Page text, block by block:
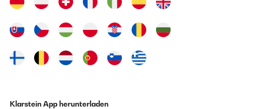
Klarstein App herunterladen